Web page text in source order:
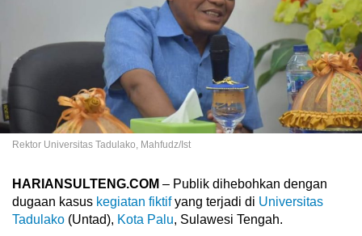
Rektor Universitas Tadulako, Mahfudz/Ist
HARIANSULTENG.COM – Publik dihebohkan dengan
dugaan kasus kegiatan fiktifyang terjadi di Universitas
Tadulako (Untad), Kota Palu, Sulawesi Tengah.